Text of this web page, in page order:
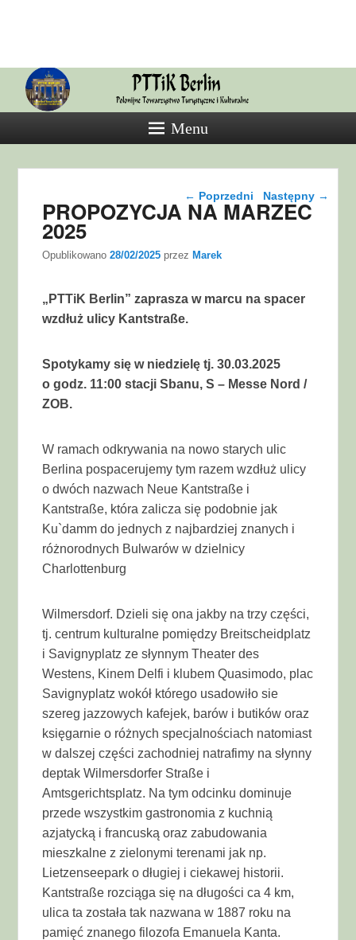
Polonijne Towarzystwo Turystyczne
i Kulturalne
Menu
Nawigacja wpisu
← Poprzedni Następny →
PROPOZYCJA NA MARZEC
2025
Opublikowano28/02/2025 przezMarek
„PTTiK Berlin” zaprasza w marcu na spacer
wzdłuż ulicy Kantstraße.
Spotykamy się w niedzielę tj. 30.03.2025
o godz. 11:00 stacji Sbanu, S – Messe Nord /
ZOB.
W ramach odkrywania na nowo starych ulic
Berlina pospacerujemy tym razem wzdłuż ulicy
o dwóch nazwach Neue Kantstraße i
Kantstraße, która zalicza się podobnie jak
Ku`damm do jednych z najbardziej znanych i
różnorodnych Bulwarów w dzielnicy
Charlottenburg
Wilmersdorf. Dzieli się ona jakby na trzy części,
tj. centrum kulturalne pomiędzy Breitscheidplatz
i Savignyplatz ze słynnym Theater des
Westens, Kinem Delfi i klubem Quasimodo, plac
Savignyplatz wokół którego usadowiło sie
szereg jazzowych kafejek, barów i butików oraz
księgarnie o różnych specjalnościach natomiast
w dalszej części zachodniej natrafimy na słynny
deptak Wilmersdorfer Straße i
Amtsgerichtsplatz. Na tym odcinku dominuje
przede wszystkim gastronomia z kuchnią
azjatycką i francuską oraz zabudowania
mieszkalne z zielonymi terenami jak np.
Lietzenseepark o długiej i ciekawej historii.
Kantstraße rozciąga się na długości ca 4 km,
ulica ta została tak nazwana w 1887 roku na
pamięć znanego filozofa Emanuela Kanta.